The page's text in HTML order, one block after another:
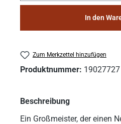
In den
Zum Merkzettel hinzufügen
Produktnummer: 19027727
Beschreibung
Ein Großmeister, der einen